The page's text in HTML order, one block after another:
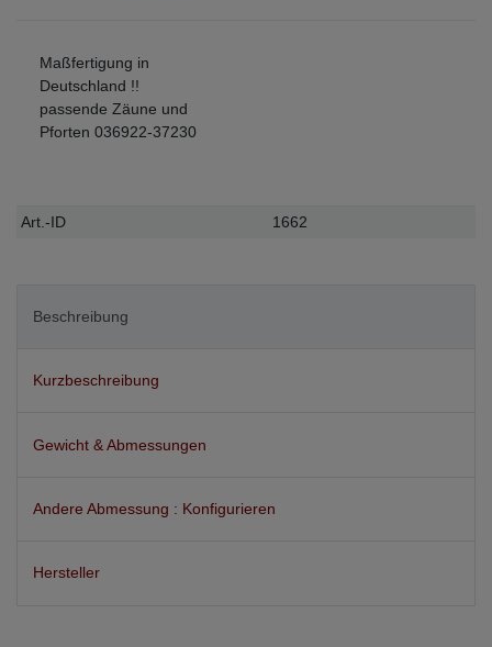
Maßfertigung in
Deutschland !!
passende Zäune und
Pforten 036922-37230
Technisches
Wert
Art.-ID 1662
Beschreibung
Kurzbeschreibung
Gewicht & Abmessungen
Andere Abmessung : Konfigurieren
Hersteller